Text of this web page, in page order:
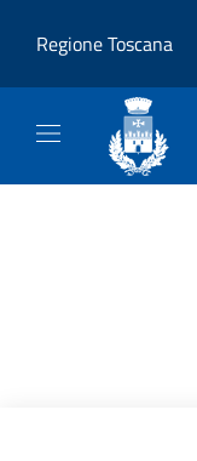
Regione Toscana